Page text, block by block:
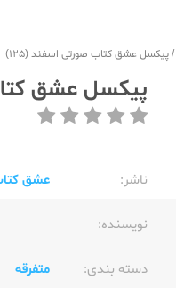
/پیکسل عشق کتاب صورتی اسفند (125)
پیکسل عشق
ناشر:‌ عشق
نویسنده:‌
دسته بندی: متفرقه